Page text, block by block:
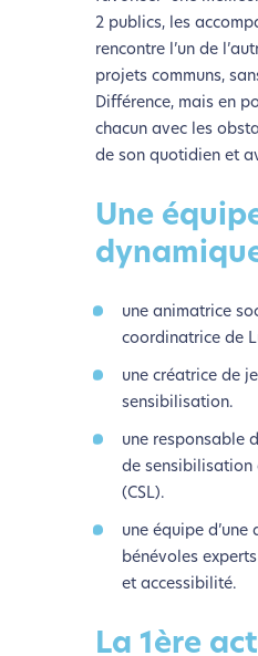
2 publics, les
rencontre l’un de
projets communs,
Différence, mais en
chacun avec les
de son quotidien et
Une
une animatrice
coordinatrice de
une créatrice de
sensibilisation.
une responsable
de sensibilisation
(CSL).
une équipe d’une
bénévoles
et accessibilité.
La 1ère